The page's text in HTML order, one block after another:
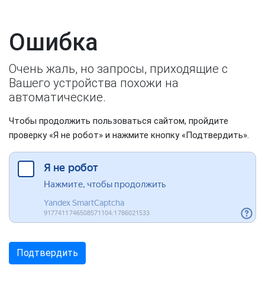
Ошибка
Очень жаль, но запросы, приходящие с
Вашего устройства похожи на
автоматические.
Чтобы продолжить пользоваться сайтом, пройдите
проверку «Я не робот» и нажмите кнопку «Подтвердить».